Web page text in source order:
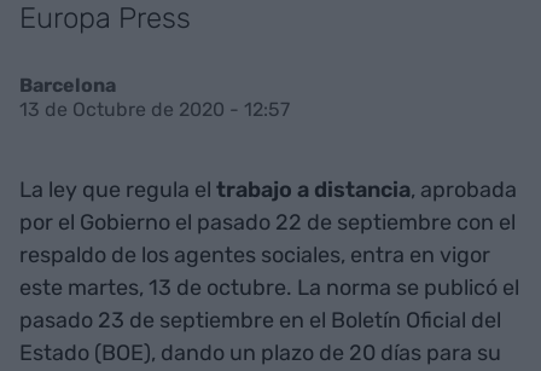
Europa Press
Barcelona
13 de Octubre de 2020 - 12:57
La ley que regula el trabajo a distancia, aprobada
por el Gobierno el pasado 22 de septiembre con el
respaldo de los agentes sociales, entra en vigor
este martes, 13 de octubre. La norma se publicó el
pasado 23 de septiembre en el Boletín Oficial del
Estado (BOE), dando un plazo de 20 días para su